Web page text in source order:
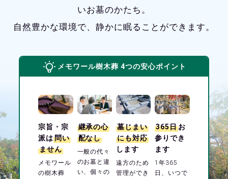
いお墓のかたち。
自然豊かな環境で、静かに眠ることができます。
メモワール樹木葬 4つの安心ポイント
宗旨・宗
派は問い
ません
メモワール
の樹木葬
継承の心
配なし
一般の代々
のお墓と違
い、個々の
墓じまい
にも対応
します
遠方のため
管理ができ
365日お
参りでき
ます
1年365
日、いつで